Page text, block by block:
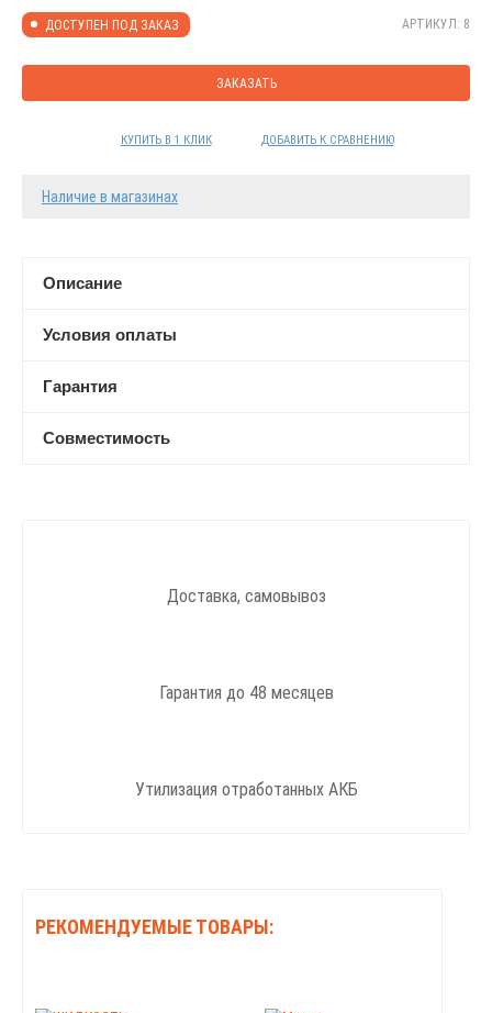
ДОСТУПЕН ПОД ЗАКАЗ АРТИКУЛ: 8
ЗАКАЗАТЬ
КУПИТЬ В 1 КЛИК ДОБАВИТЬ К СРАВНЕНИЮ
Наличие в магазинах
Описание
Условия оплаты
Гарантия
Совместимость
Доставка, самовывоз
Гарантия до 48 месяцев
Утилизация отработанных АКБ
РЕКОМЕНДУЕМЫЕ ТОВАРЫ: